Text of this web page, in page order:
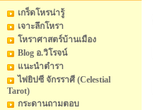
เกร็ดโหรน่ารู้
เจาะลึกโหรา
โหราศาสตร์บ้านเมือง
Blog อ.วิโรจน์
แนะนำตำรา
ไพ่ยิปซี จักรราศี (Celestial
Tarot)
กระดานถามตอบ